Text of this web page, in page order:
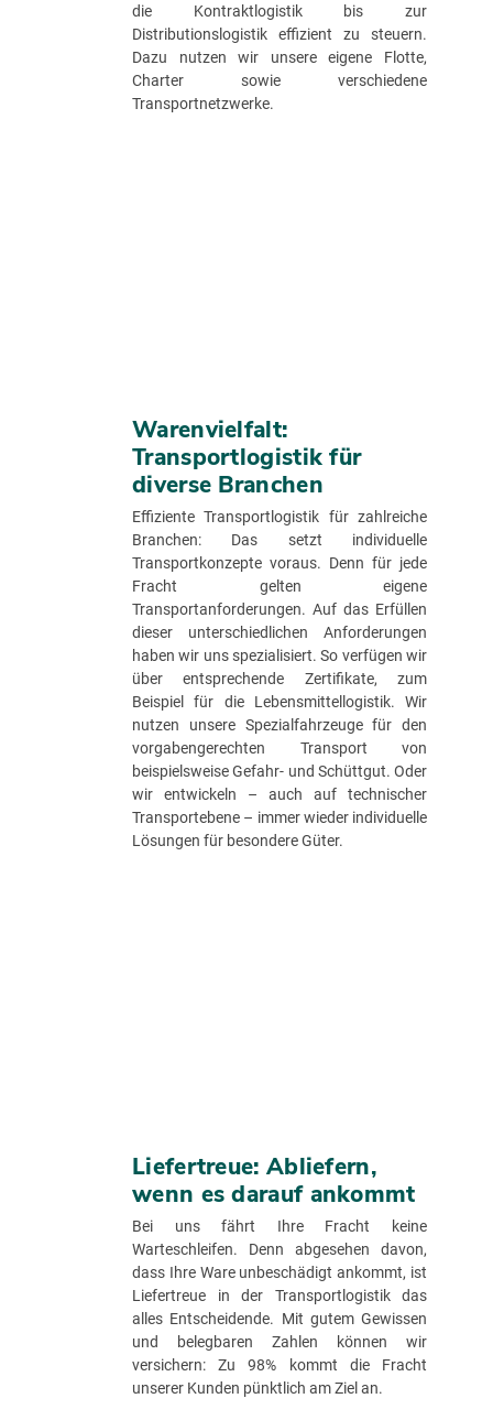
die Kontraktlogistik bis zur
Distributionslogistik effizient zu steuern.
Dazu nutzen wir unsere eigene Flotte,
Charter sowie verschiedene
Transportnetzwerke.
Warenvielfalt:
Transportlogistik für
diverse Branchen
Effiziente Transportlogistik für zahlreiche
Branchen: Das setzt individuelle
Transportkonzepte voraus. Denn für jede
Fracht gelten eigene
Transportanforderungen. Auf das Erfüllen
dieser unterschiedlichen Anforderungen
haben wir uns spezialisiert. So verfügen wir
über entsprechende Zertifikate, zum
Beispiel für die Lebensmittellogistik. Wir
nutzen unsere Spezialfahrzeuge für den
vorgabengerechten Transport von
beispielsweise Gefahr- und Schüttgut. Oder
wir entwickeln – auch auf technischer
Transportebene – immer wieder individuelle
Lösungen für besondere Güter.
Liefertreue: Abliefern,
wenn es darauf ankommt
Bei uns fährt Ihre Fracht keine
Warteschleifen. Denn abgesehen davon,
dass Ihre Ware unbeschädigt ankommt, ist
Liefertreue in der Transportlogistik das
alles Entscheidende. Mit gutem Gewissen
und belegbaren Zahlen können wir
versichern: Zu 98% kommt die Fracht
unserer Kunden pünktlich am Ziel an.